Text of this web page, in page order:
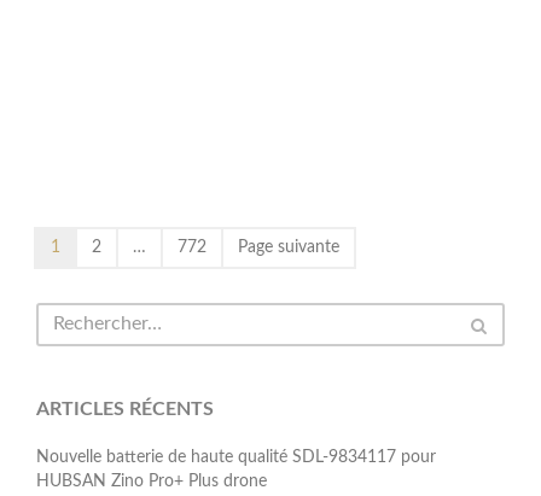
1 2 … 772 Page suivante
ARTICLES RÉCENTS
Nouvelle batterie de haute qualité SDL-9834117 pour
HUBSAN Zino Pro+ Plus drone